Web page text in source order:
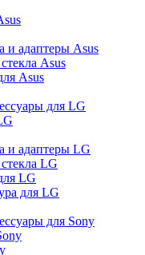
и адаптеры Asus
Asus
Asus
для LG
и адаптеры LG
LG
LG
для LG
для Sony